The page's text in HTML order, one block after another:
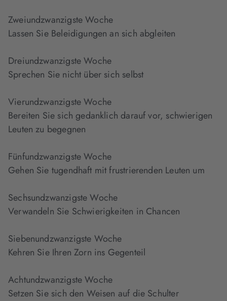
Zweiundzwanzigste Woche
Lassen Sie Beleidigungen an sich abgleiten
Dreiundzwanzigste Woche
Sprechen Sie nicht über sich selbst
Vierundzwanzigste Woche
Bereiten Sie sich gedanklich darauf vor, schwierigen
Leuten zu begegnen
Fünfundzwanzigste Woche
Gehen Sie tugendhaft mit frustrierenden Leuten um
Sechsundzwanzigste Woche
Verwandeln Sie Schwierigkeiten in Chancen
Siebenundzwanzigste Woche
Kehren Sie Ihren Zorn ins Gegenteil
Achtundzwanzigste Woche
Setzen Sie sich den Weisen auf die Schulter